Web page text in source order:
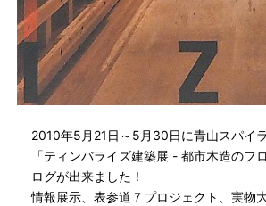
2010年5月21日～5月30日に青山スパイ
「ティンバライズ建築展 - 都市木造のフ
ログが出来ました！
情報展示、表参道７プロジェクト、実物